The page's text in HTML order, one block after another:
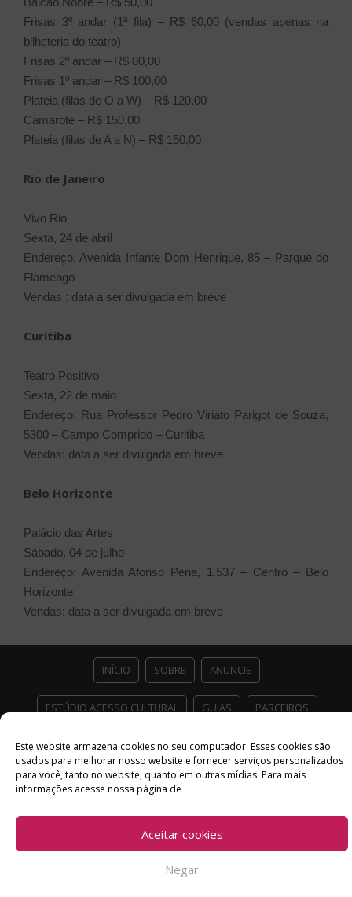
Este website armazena cookies no seu computador. Esses cookies são
usados ​​para melhorar nosso website e fornecer serviços personalizados
para você, tanto no website, quanto em outras mídias. Para mais
informações acesse nossa página de
Aceitar cookies
Negar
Frisas 3º andar (1ª fila) – R$ 60,00 (vendas apenas na
bilheteria do teatro)
Frisas 2º andar – R$ 80,00
Frisas 1º andar – R$ 100,00
Plateia (filas de O a W) – R$ 120,00
Camarote – R$ 150,00
Plateia (filas de A a N) – R$ 150,00
Rio de Janeiro
Vivo Rio
Sexta, 24 de abril
Endereço: Avenida Infante Dom Henrique, 85 – Parque do
Flamengo
Vendas : data a ser divulgada em breve
Curitiba
Teatro Positivo
Sexta, 22 de maio
Endereço: Rua Professor Pedro Viriato Parigot de Souza,
5300 – Campo Comprido – Curitiba
Vendas: data a ser divulgada em breve
Belo Horizonte
Palácio das Artes
Sábado, 04 de julho
Endereço: Avenida Afonso Pena, 1.537 – Centro – Belo
Horizonte
Vendas: data a ser divulgada em breve
INÍCIO SOBRE ANUNCIE
ESTÚDIO ACESSO CULTURAL GUIAS PARCEIROS
CONTATO POLÍTICA DE PRIVACIDADE
Facebook
TwitterInstagram
Youtube